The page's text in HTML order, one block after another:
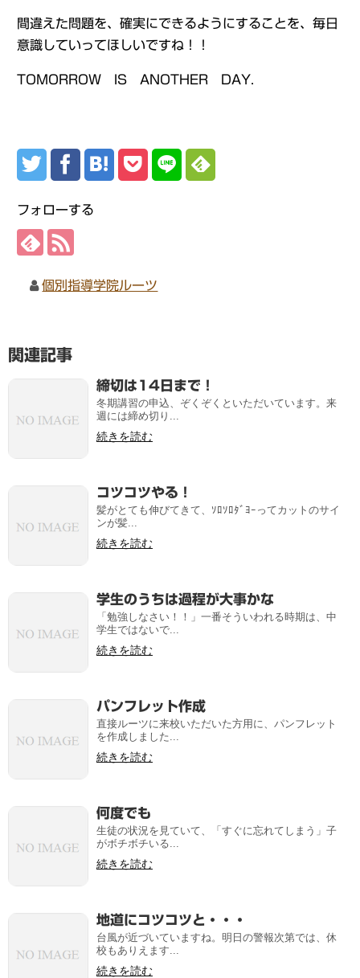
間違えた問題を、確実にできるようにすることを、毎日
意識していってほしいですね！！
TOMORROW IS ANOTHER DAY.
フォローする
個別指導学院ルーツ
関連記事
締切は14日まで！
冬期講習の申込、ぞくぞくといただいています。来
週には締め切り...
続きを読む
コツコツやる！
髪がとても伸びてきて、ｿﾛｿﾛﾀﾞﾖｰってカットのサイ
ンが髪...
続きを読む
学生のうちは過程が大事かな
「勉強しなさい！！」一番そういわれる時期は、中
学生ではないで...
続きを読む
パンフレット作成
直接ルーツに来校いただいた方用に、パンフレット
を作成しました...
続きを読む
何度でも
生徒の状況を見ていて、「すぐに忘れてしまう」子
がボチボチいる...
続きを読む
地道にコツコツと・・・
台風が近づいていますね。明日の警報次第では、休
校もありえます...
続きを読む